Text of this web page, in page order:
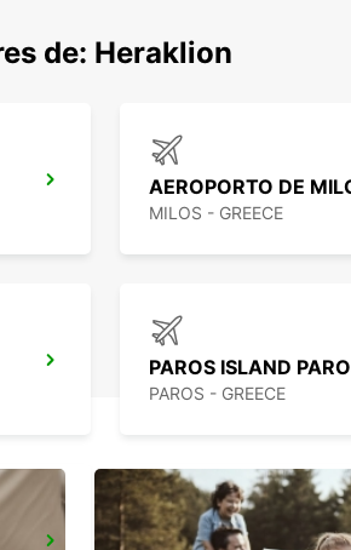
de: Heraklion
MILOS - GREECE
PAROS ISLAND
PAROS - GREECE